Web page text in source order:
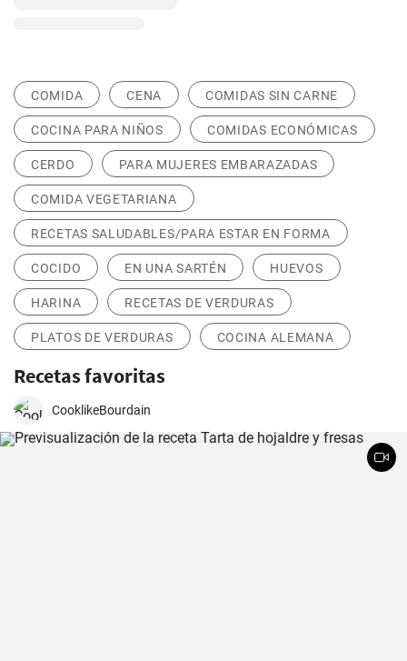
COMIDA CENA COMIDAS SIN CARNE
COCINA PARA NIÑOS COMIDAS ECONÓMICAS
CERDO PARA MUJERES EMBARAZADAS
COMIDA VEGETARIANA
RECETAS SALUDABLES/PARA ESTAR EN FORMA
COCIDO EN UNA SARTÉN HUEVOS
HARINA RECETAS DE VERDURAS
PLATOS DE VERDURAS COCINA ALEMANA
Recetas favoritas
CooklikeBourdain